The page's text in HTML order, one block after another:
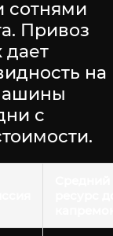
сотнями
Привоз
дает
на
с